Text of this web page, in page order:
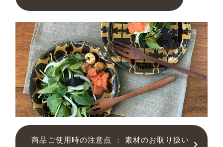
商品ご使用時の注意点 ： 素材のお取り扱い